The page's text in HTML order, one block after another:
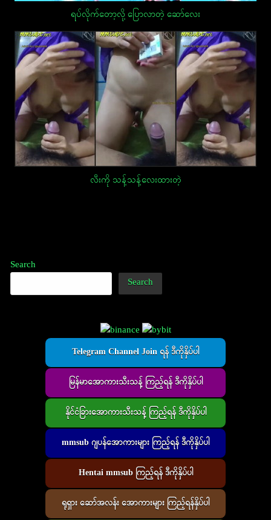
ရပ်လိုက်တော့လို့ ပြောလာတဲ့ ဆော်လေး
လီးကို သန့်သန့်လေးထားတဲ့
Search
Search
Telegram Channel Join ရန် ဒီကိုနှိပ်ပါ
မြန်မာအောကားသီးသန့် ကြည့်ရန် ဒီကိုနှိပ်ပါ
နိုင်ငံခြားအောကားသီးသန့် ကြည့်ရန် ဒီကိုနှိပ်ပါ
mmsub ဂျပန်အောကားများ ကြည့်ရန် ဒီကိုနှိပ်ပါ
Hentai mmsub ကြည့်ရန် ဒီကိုနှိပ်ပါ
ရုရှား ဆော်အလန်း အောကားများ ကြည့်ရန်နှိပ်ပါ